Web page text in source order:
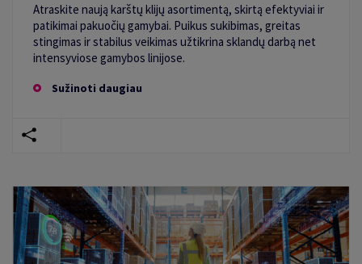
Atraskite naują karštų klijų asortimentą, skirtą efektyviai ir
patikimai pakuočių gamybai. Puikus sukibimas, greitas
stingimas ir stabilus veikimas užtikrina sklandų darbą net
intensyviose gamybos linijose.
Sužinoti daugiau